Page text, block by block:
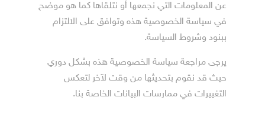
عن المعلومات التي نجمعها أو نتلقاها كما هو موضح
في سياسة الخصوصية هذه وتوافق على الالتزام
ببنود وشروط السياسة.
يرجى مراجعة سياسة الخصوصية هذه بشكل دوري
حيث قد نقوم بتحديثها من وقت لآخر لتعكس
التغييرات في ممارسات البيانات الخاصة بنا.